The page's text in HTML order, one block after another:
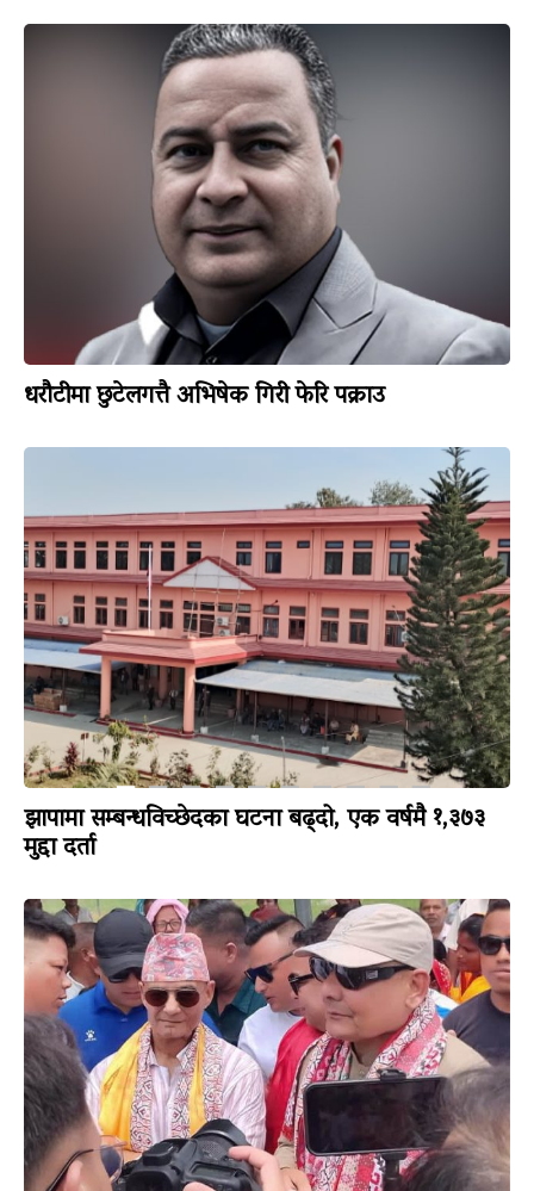
धरौटीमा छुटेलगत्तै अभिषेक गिरी फेरि पक्राउ
झापामा सम्बन्धविच्छेदका घटना बढ्दो, एक वर्षमै १,३७३
मुद्दा दर्ता